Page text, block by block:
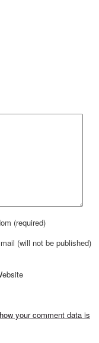
(required)
(will not be published)
your comment data is